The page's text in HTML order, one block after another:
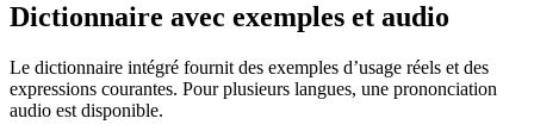
Dictionnaire avec exemples et audio
Le dictionnaire intégré fournit des exemples d’usage réels et des
expressions courantes. Pour plusieurs langues, une prononciation
audio est disponible.